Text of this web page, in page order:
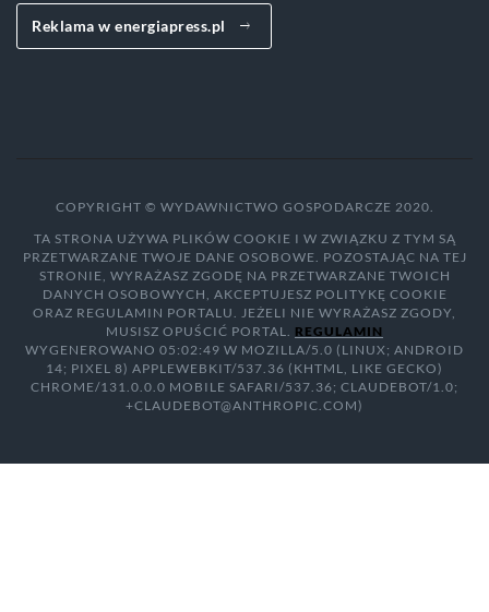
Reklama w energiapress.pl
COPYRIGHT © WYDAWNICTWO GOSPODARCZE 2020.
TA STRONA UŻYWA PLIKÓW COOKIE I W ZWIĄZKU Z TYM SĄ
PRZETWARZANE TWOJE DANE OSOBOWE. POZOSTAJĄC NA TEJ
STRONIE, WYRAŻASZ ZGODĘ NA PRZETWARZANE TWOICH
DANYCH OSOBOWYCH, AKCEPTUJESZ POLITYKĘ COOKIE
ORAZ REGULAMIN PORTALU. JEŻELI NIE WYRAŻASZ ZGODY,
MUSISZ OPUŚCIĆ PORTAL. REGULAMIN
WYGENEROWANO 05:02:49 W MOZILLA/5.0 (LINUX; ANDROID
14; PIXEL 8) APPLEWEBKIT/537.36 (KHTML, LIKE GECKO)
CHROME/131.0.0.0 MOBILE SAFARI/537.36; CLAUDEBOT/1.0;
+CLAUDEBOT@ANTHROPIC.COM)